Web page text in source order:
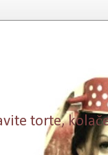
torte,